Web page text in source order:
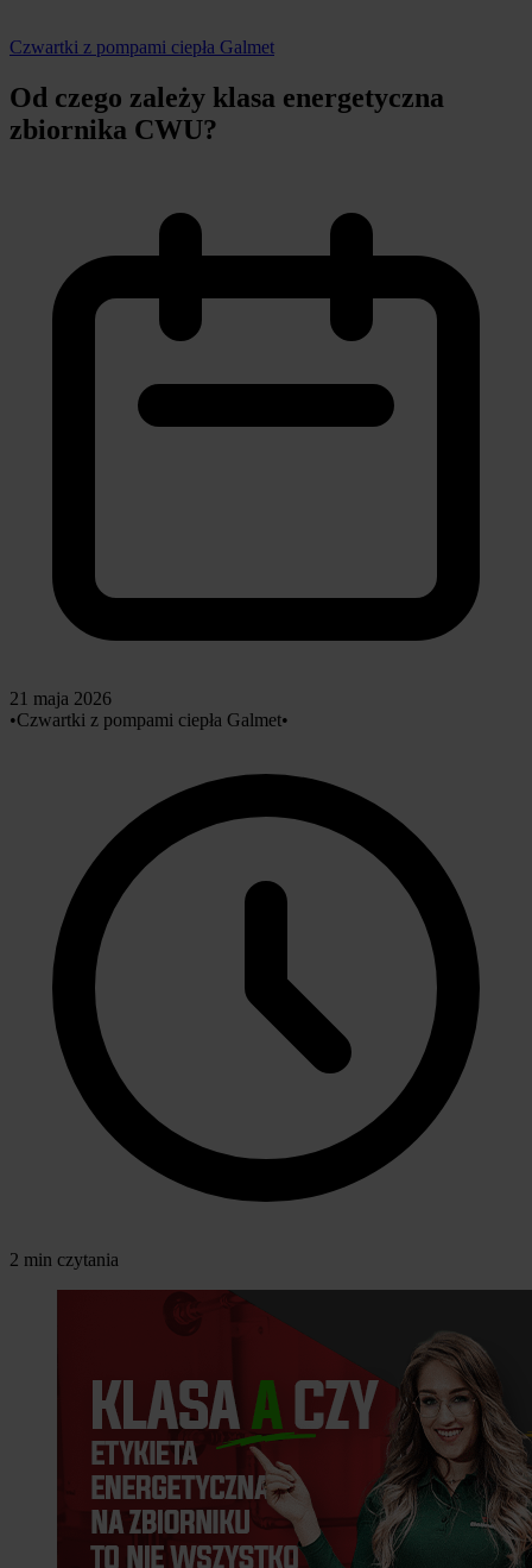
Czwartki z pompami ciepła Galmet
Od czego zależy klasa energetyczna
zbiornika CWU?
21 maja 2026
•Czwartki z pompami ciepła Galmet•
2 min czytania